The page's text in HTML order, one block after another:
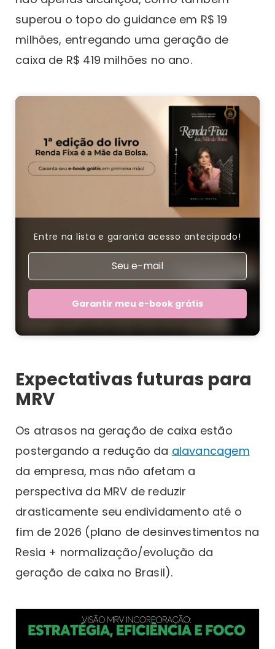
superou o topo do guidance em R$ 19
milhões, entregando uma geração de
caixa de R$ 419 milhões no ano.
Entre na lista e garanta acesso antecipado!
Garantir meu e-book grátis
Expectativas futuras para
MRV
Os atrasos na geração de caixa estão
postergando a redução da alavancagem
da empresa, mas não afetam a
perspectiva da MRV de reduzir
drasticamente seu endividamento até o
fim de 2026 (plano de desinvestimentos na
Resia + normalização/evolução da
geração de caixa no Brasil).